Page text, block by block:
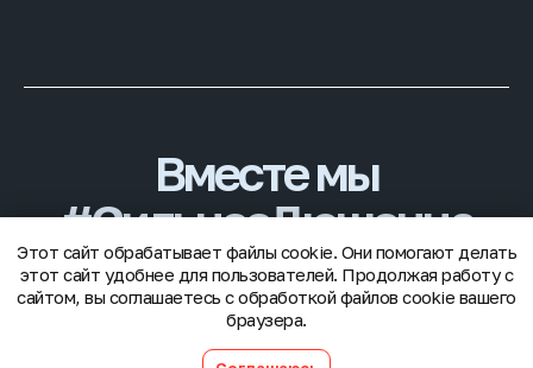
Вместе мы
#CильнееДюшенна
© 2025 Благотворительный фонд «Гордей»
Этот сайт обрабатывает файлы cookie. Они помогают делать
этот сайт удобнее для пользователей. Продолжая работу с
сайтом, вы соглашаетесь с обработкой файлов cookie вашего
браузера.